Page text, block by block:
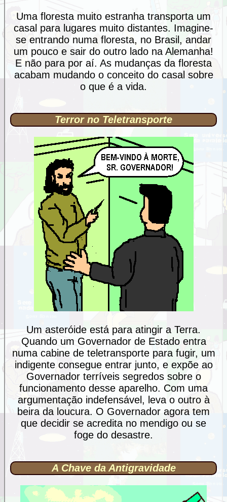
Uma floresta muito estranha transporta um
casal para lugares muito distantes. Imagine-
se entrando numa floresta, no Brasil, andar
um pouco e sair do outro lado na Alemanha!
E não para por aí. As mudanças da floresta
acabam mudando o conceito do casal sobre
o que é a vida.
Terror no Teletransporte
Um asteróide está para atingir a Terra.
Quando um Governador de Estado entra
numa cabine de teletransporte para fugir, um
indigente consegue entrar junto, e expõe ao
Governador terríveis segredos sobre o
funcionamento desse aparelho. Com uma
argumentação indefensável, leva o outro à
beira da loucura. O Governador agora tem
que decidir se acredita no mendigo ou se
foge do desastre.
A Chave da Antigravidade